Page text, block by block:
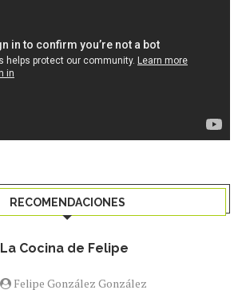
RECOMENDACIONES
La Cocina de Felipe
Felipe González González